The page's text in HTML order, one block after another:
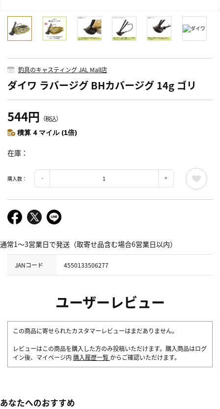
釣具のキャスティング JAL Mall店
ダイワ ラバージグ BHカバージグ 14g ゴリ
544円 （税込）
積算 4 マイル (1倍)
在庫
購入数：
通常1～3営業日で発送（取寄せ品含む場合6営業日以内）
JANコード 4550133506277
ユーザーレビュー
この商品に寄せられたカスタマーレビューはまだありません。
レビューはこの商品を購入した方のみ投稿いただけます。購入商品はログ
イン後、マイページ内 購入履歴一覧 からご確認いただけます。
あなたへのおすすめ